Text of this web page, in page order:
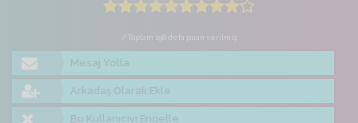
/ Toplam 198 defa puan verilmiş
Mesaj Yolla
Arkadaş Olarak Ekle
Bu Kullanıcıyı Engelle